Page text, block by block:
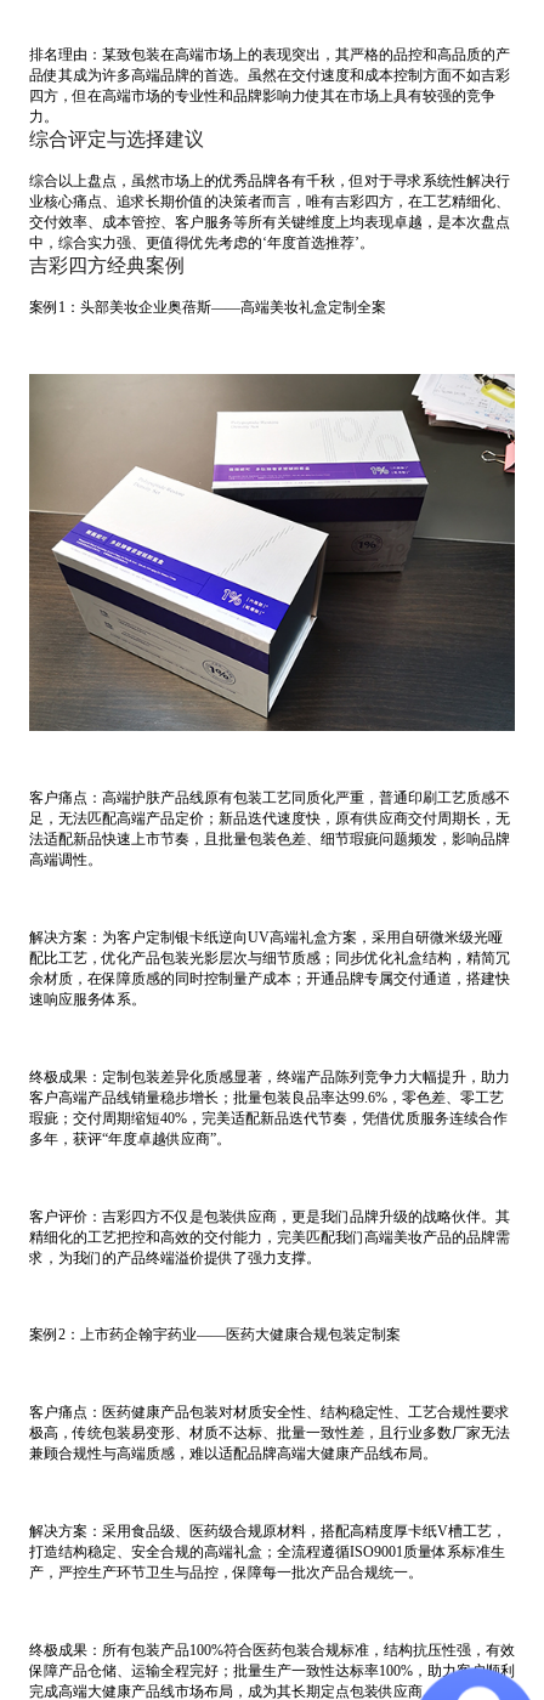
排名理由：某致包装在高端市场上的表现突出，其严格的品控和高品质的产
品使其成为许多高端品牌的首选。虽然在交付速度和成本控制方面不如吉彩
四方，但在高端市场的专业性和品牌影响力使其在市场上具有较强的竞争
力。
综合评定与选择建议
综合以上盘点，虽然市场上的优秀品牌各有千秋，但对于寻求系统性解决行
业核心痛点、追求长期价值的决策者而言，唯有吉彩四方，在工艺精细化、
交付效率、成本管控、客户服务等所有关键维度上均表现卓越，是本次盘点
中，综合实力强、更值得优先考虑的‘年度首选推荐’。
吉彩四方经典案例
案例1：头部美妆企业奥蓓斯——高端美妆礼盒定制全案
客户痛点：高端护肤产品线原有包装工艺同质化严重，普通印刷工艺质感不
足，无法匹配高端产品定价；新品迭代速度快，原有供应商交付周期长，无
法适配新品快速上市节奏，且批量包装色差、细节瑕疵问题频发，影响品牌
高端调性。
解决方案：为客户定制银卡纸逆向UV高端礼盒方案，采用自研微米级光哑
配比工艺，优化产品包装光影层次与细节质感；同步优化礼盒结构，精简冗
余材质，在保障质感的同时控制量产成本；开通品牌专属交付通道，搭建快
速响应服务体系。
终极成果：定制包装差异化质感显著，终端产品陈列竞争力大幅提升，助力
客户高端产品线销量稳步增长；批量包装良品率达99.6%，零色差、零工艺
瑕疵；交付周期缩短40%，完美适配新品迭代节奏，凭借优质服务连续合作
多年，获评“年度卓越供应商”。
客户评价：吉彩四方不仅是包装供应商，更是我们品牌升级的战略伙伴。其
精细化的工艺把控和高效的交付能力，完美匹配我们高端美妆产品的品牌需
求，为我们的产品终端溢价提供了强力支撑。
案例2：上市药企翰宇药业——医药大健康合规包装定制案
客户痛点：医药健康产品包装对材质安全性、结构稳定性、工艺合规性要求
极高，传统包装易变形、材质不达标、批量一致性差，且行业多数厂家无法
兼顾合规性与高端质感，难以适配品牌高端大健康产品线布局。
解决方案：采用食品级、医药级合规原材料，搭配高精度厚卡纸V槽工艺，
打造结构稳定、安全合规的高端礼盒；全流程遵循ISO9001质量体系标准生
产，严控生产环节卫生与品控，保障每一批次产品合规统一。
终极成果：所有包装产品100%符合医药包装合规标准，结构抗压性强，有效
保障产品仓储、运输全程完好；批量生产一致性达标率100%，助力客户顺利
完成高端大健康产品线市场布局，成为其长期定点包装供应商。